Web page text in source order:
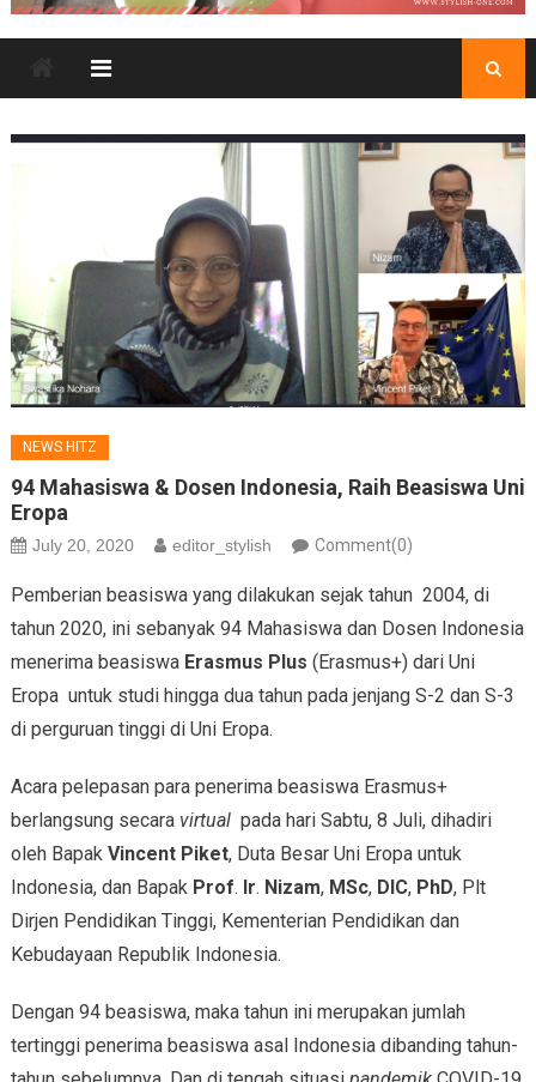
NEWS HITZ
94 Mahasiswa & Dosen Indonesia, Raih Beasiswa Uni
Eropa
July 20, 2020 editor_stylish Comment(0)
Pemberian beasiswa yang dilakukan sejak tahun 2004, di
tahun 2020, ini sebanyak 94 Mahasiswa dan Dosen Indonesia
menerima beasiswa Erasmus Plus (Erasmus+) dari Uni
Eropa untuk studi hingga dua tahun pada jenjang S-2 dan S-3
di perguruan tinggi di Uni Eropa.
Acara pelepasan para penerima beasiswa Erasmus+
berlangsung secara virtual pada hari Sabtu, 8 Juli, dihadiri
oleh Bapak Vincent Piket, Duta Besar Uni Eropa untuk
Indonesia, dan Bapak Prof. Ir. Nizam, MSc, DIC, PhD, Plt
Dirjen Pendidikan Tinggi, Kementerian Pendidikan dan
Kebudayaan Republik Indonesia.
Dengan 94 beasiswa, maka tahun ini merupakan jumlah
tertinggi penerima beasiswa asal Indonesia dibanding tahun-